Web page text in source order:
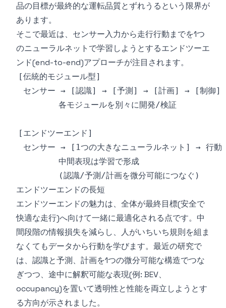
品の目標が最終的な運転品質とずれうるという限界が
あります。
そこで最近は、センサー入力から走行行動までを1つ
のニューラルネットで学習しようとするエンドツーエ
ンド(end-to-end)アプローチが注目されます。
エンドツーエンドの長短
エンドツーエンドの魅力は、全体が最終目標(安全で
快適な走行)へ向けて一緒に最適化される点です。中
間段階の情報損失を減らし、人がいちいち規則を組ま
なくてもデータから行動を学びます。最近の研究で
は、認識と予測、計画を1つの微分可能な構造でつな
ぎつつ、途中に解釈可能な表現(例: BEV、
occupancy)を置いて透明性と性能を両立しようとす
る方向が示されました。